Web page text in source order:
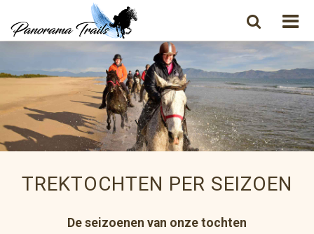
TREKTOCHTEN PER SEIZOEN
De seizoenen van onze tochten